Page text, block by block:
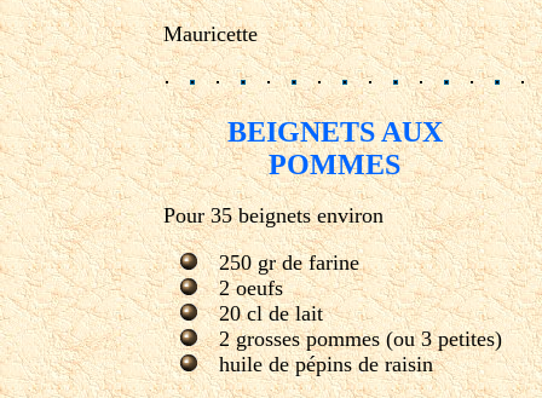
Mauricette
BEIGNETS AUX
POMMES
Pour 35 beignets environ
250 gr de farine
2 oeufs
20 cl de lait
2 grosses pommes (ou 3 petites)
huile de pépins de raisin